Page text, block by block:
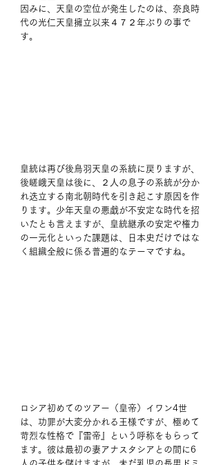
因みに、天皇の空位が発生したのは、奈良時
代の光仁天皇擁立以来４７２年ぶりの事で
す。
皇統は再び後鳥羽天皇の系統に戻りますが、
後嵯峨天皇は後に、２人の息子の系統が分か
れ迭立する南北朝時代を引き起こす原因を作
ります。少年天皇の悪戯が不安定な時代を招
いたとも言えますが、皇統継承の安定や権力
の一元化といった課題は、日本史だけではな
く組織全般に係る普遍的なテーマですね。
ロシア初めてのツアー（皇帝）イワン4世
は、功罪が大変分かれる王様ですが、極めて
苛烈な性格で『雷帝』という呼称をもらって
ます。彼は最初の妻アナスタシアとの間に6